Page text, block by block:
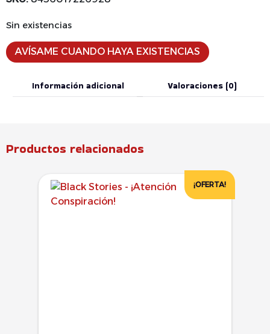
Sin existencias
AVÍSAME CUANDO HAYA EXISTENCIAS
Información adicional Valoraciones (0)
Productos relacionados
¡OFERTA!